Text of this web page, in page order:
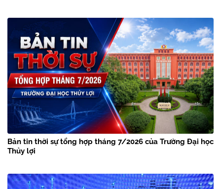
Bản tin thời sự tổng hợp tháng 7/2026 của Trường Đại học
Thủy lợi